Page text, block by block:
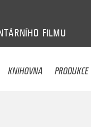
FILMU
KNIHOVNA PRODUKCE